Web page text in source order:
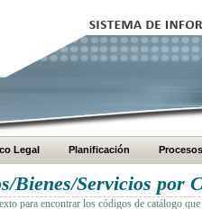
Legal Planificación Procesos
Bienes/Servicios por
para encontrar los códigos de catálogo